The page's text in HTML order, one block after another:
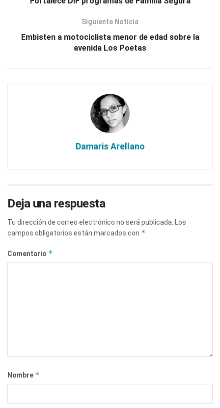
Siguiente Noticia
Embisten a motociclista menor de edad sobre la
avenida Los Poetas
Damaris Arellano
Deja una respuesta
Tu dirección de correo electrónico no será publicada. Los
campos obligatorios están marcados con *
Comentario *
Nombre *